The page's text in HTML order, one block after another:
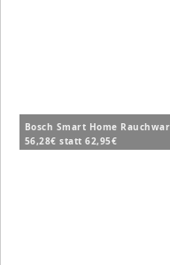
Bosch Smart Home
56,28€ statt 62,95€